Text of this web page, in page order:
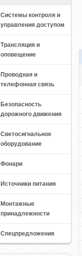
Системы контроля и
управления доступом
Трансляция и
оповещение
Проводная и
телефонная связь
Безопасность
дорожного движения
Светосигнальное
оборудование
Фонари
Источники питания
Монтажные
принадлежности
Спецпредложения